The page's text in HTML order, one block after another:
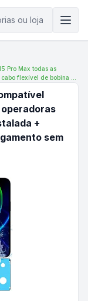
Pro Max todas as
flexível de bobina de
operadoras
+
sem